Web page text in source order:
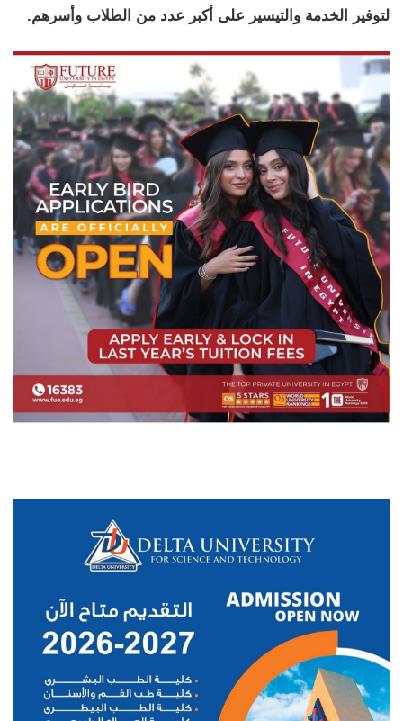
لتوفير الخدمة والتيسير على أكبر عدد من الطلاب وأسرهم.